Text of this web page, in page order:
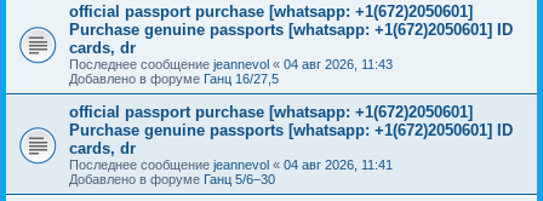
official passport purchase [whatsapp: +1(672)2050601]
Purchase genuine passports [whatsapp: +1(672)2050601] ID
cards, dr
Последнее сообщение jeannevol « 04 авг 2026, 11:43
Добавлено в форуме Ганц 16/27,5
official passport purchase [whatsapp: +1(672)2050601]
Purchase genuine passports [whatsapp: +1(672)2050601] ID
cards, dr
Последнее сообщение jeannevol « 04 авг 2026, 11:41
Добавлено в форуме Ганц 5/6–30